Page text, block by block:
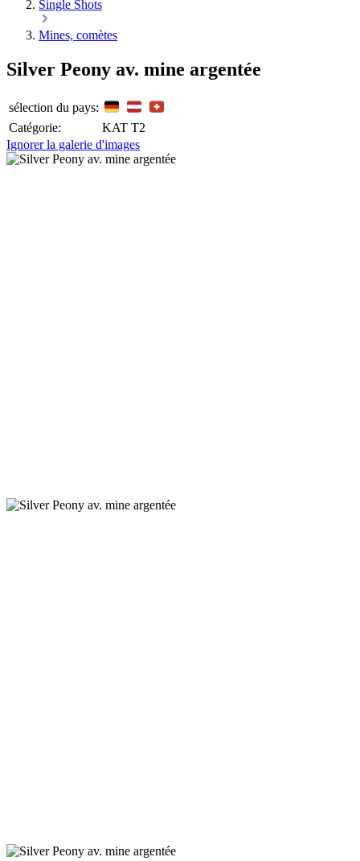
Single Shots
Mines, comètes
Silver Peony av. mine argentée
sélection du pays:
Catégorie:
KAT T2
Ignorer la galerie d'images